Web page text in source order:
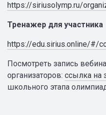
https://siriusolymp.ru/
Тренажер для участника
https://edu.sirius.online/#/
Посмотреть запись
организаторов: ссылка на
школьного этапа